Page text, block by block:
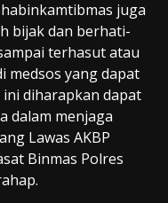
juga
bijak dan berhati-
terhasut atau
medsos yang dapat
ini diharapkan dapat
dalam menjaga
Lawas AKBP
Binmas Polres